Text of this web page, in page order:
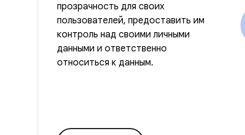
прозрачность для своих
пользователей, предоставить им
контроль над своими личными
данными и ответственно
относиться к данным.